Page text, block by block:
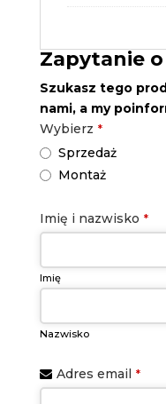
Zapytanie
Szukasz tego
nami, a my
Wybierz *
Sprzedaż
Montaż
Imię i nazwisko *
Imię
Nazwisko
Adres email *